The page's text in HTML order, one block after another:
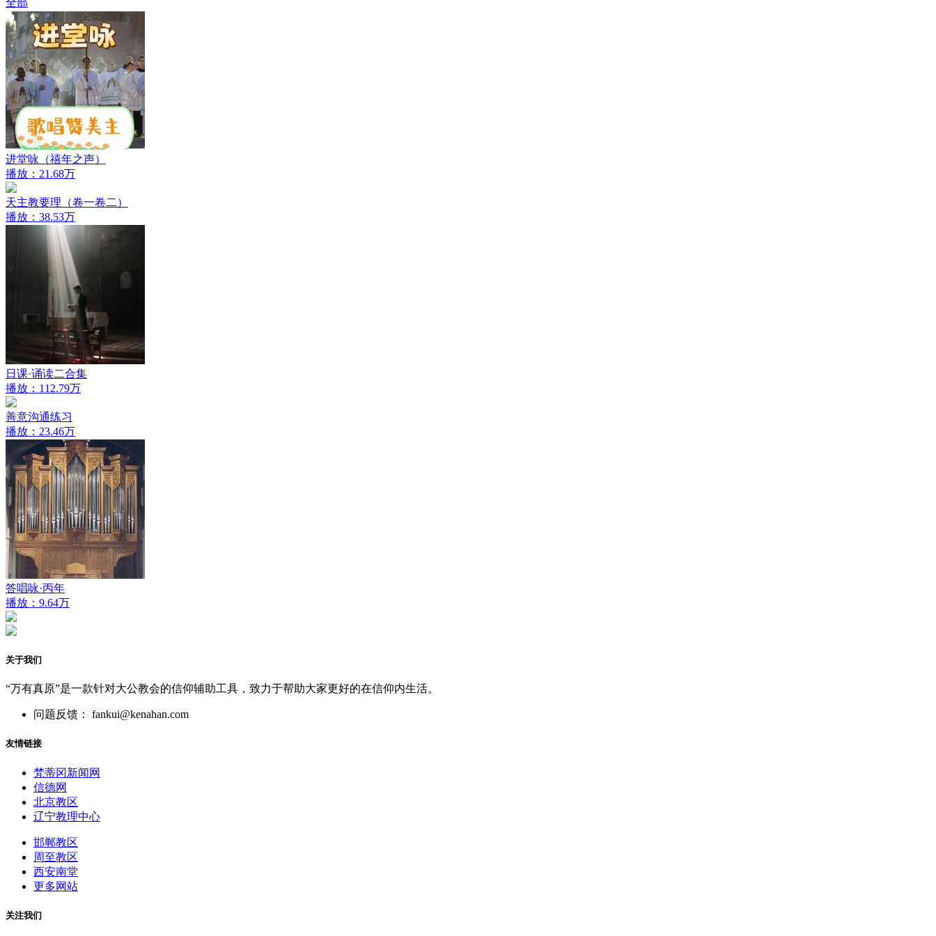
进堂咏（禧年之声）
播放：21.68万
天主教要理（卷一卷二）
播放：38.53万
日课·诵读二合集
播放：112.79万
善意沟通练习
播放：23.46万
答唱咏·丙年
播放：9.64万
关于我们
“万有真原”是一款针对大公教会的信仰辅助工具，致力于帮助大家更好的在信仰内生活。
问题反馈： fankui@kenahan.com
友情链接
梵蒂冈新闻网
信德网
北京教区
辽宁教理中心
邯郸教区
周至教区
西安南堂
更多网站
关注我们